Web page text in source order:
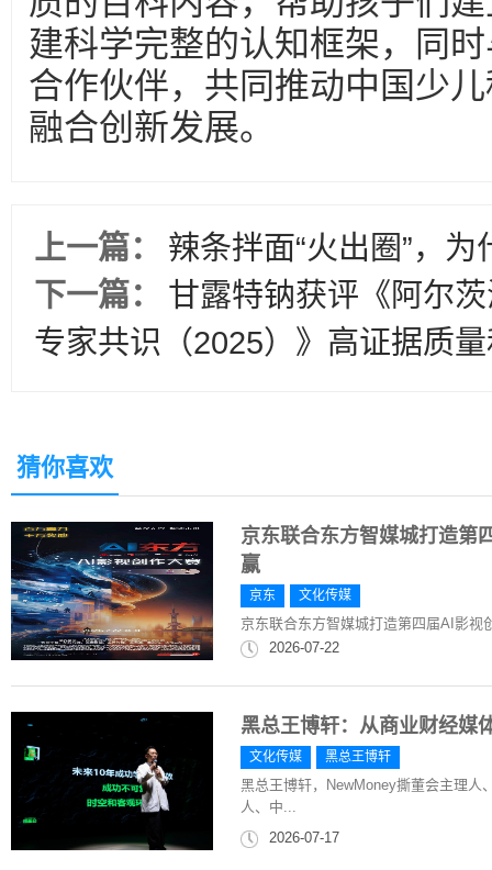
建科学完整的认知框架，同
合作伙伴，共同推动中国少
融合创新发展。
上一篇：
辣条拌面“火出圈”，
下一篇：
甘露特钠获评《阿尔
专家共识（2025）》高证据质
猜你喜欢
京东联合东方智媒城打造第
赢
京东 文化传媒
京东联合东方智媒城打造第四届AI影视
2026-07-22
黑总王博轩：从商业财经媒
文化传媒 黑总王博轩
黑总王博轩，NewMoney撕董会主理人
人、中...
2026-07-17